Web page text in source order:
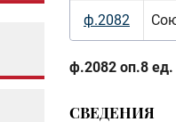
ф.2082
ф.2082 оп.8 ед.
СВЕДЕНИЯ